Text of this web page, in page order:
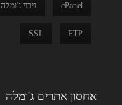
cPanel גיבוי ג'ומלה
FTP
SSL
אחסון אתרים ג'ומלה